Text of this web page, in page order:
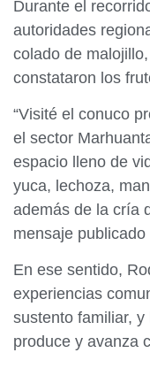
Durante el
autoridades
colado de
constataron los
“Visité el conuco
el sector
espacio lleno de
yuca, lechoza,
además de la cría
mensaje
En ese sentido,
experiencias
sustento familiar,
produce y avanza